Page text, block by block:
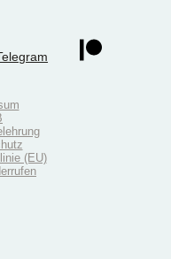
(EU)